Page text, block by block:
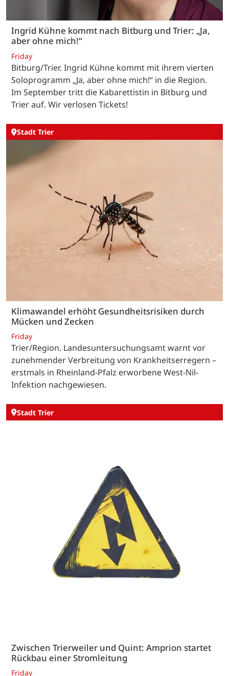
Ingrid Kühne kommt nach Bitburg und Trier: „Ja,
aber ohne mich!“
Friday
Bitburg/Trier. Ingrid Kühne kommt mit ihrem vierten
Soloprogramm „Ja, aber ohne mich!“ in die Region.
Im September tritt die Kabarettistin in Bitburg und
Trier auf. Wir verlosen Tickets!
Stadt Trier
Klimawandel erhöht Gesundheitsrisiken durch
Mücken und Zecken
Friday
Trier/Region. Landesuntersuchungsamt warnt vor
zunehmender Verbreitung von Krankheitserregern –
erstmals in Rheinland-Pfalz erworbene West-Nil-
Infektion nachgewiesen.
Stadt Trier
Zwischen Trierweiler und Quint: Amprion startet
Rückbau einer Stromleitung
Friday